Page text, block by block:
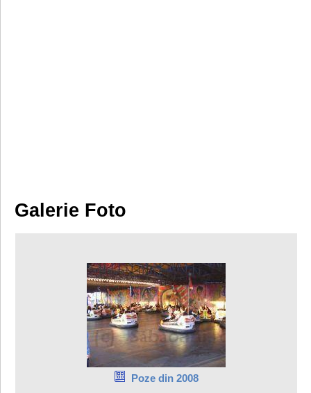
Galerie Foto
Poze din 2008